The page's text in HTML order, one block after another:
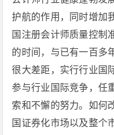
护航的作用，同时增加
国注册会计师质量控制
的时间，与已有一百多
很大差距，实行行业国
参与行业国际竞争，任
索和不懈的努力。如何
国证券化市场以及整个